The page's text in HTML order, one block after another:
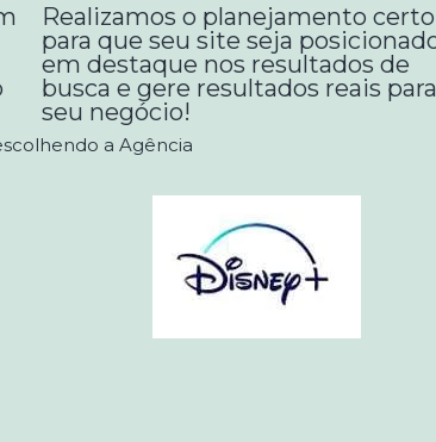
Realizamos o planejamento certo
para que seu site seja
em destaque nos resultados de
busca e gere resultados reais
seu negócio!
a Agência